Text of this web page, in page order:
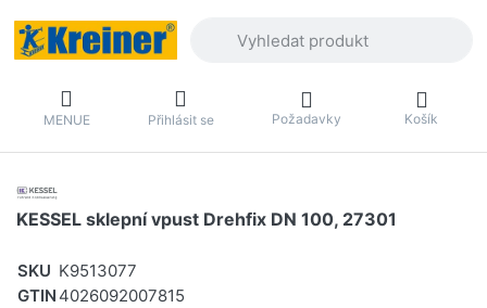
MENUE Přihlásit se Požadavky Košík
KESSEL sklepní vpust Drehfix DN 100, 27301
SKU K9513077
GTIN 4026092007815